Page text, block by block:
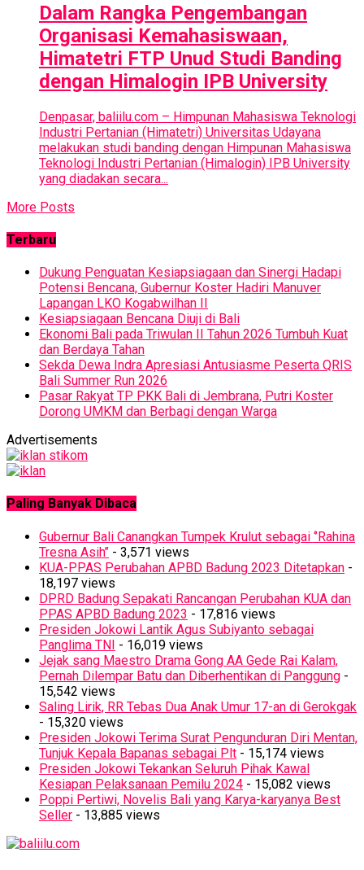
Dalam Rangka Pengembangan
Organisasi Kemahasiswaan,
Himatetri FTP Unud Studi Banding
dengan Himalogin IPB University
Denpasar, baliilu.com – Himpunan Mahasiswa Teknologi
Industri Pertanian (Himatetri) Universitas Udayana
melakukan studi banding dengan Himpunan Mahasiswa
Teknologi Industri Pertanian (Himalogin) IPB University
yang diadakan secara...
More Posts
Terbaru
Dukung Penguatan Kesiapsiagaan dan Sinergi Hadapi
Potensi Bencana, Gubernur Koster Hadiri Manuver
Lapangan LKO Kogabwilhan II
Kesiapsiagaan Bencana Diuji di Bali
Ekonomi Bali pada Triwulan II Tahun 2026 Tumbuh Kuat
dan Berdaya Tahan
Sekda Dewa Indra Apresiasi Antusiasme Peserta QRIS
Bali Summer Run 2026
Pasar Rakyat TP PKK Bali di Jembrana, Putri Koster
Dorong UMKM dan Berbagi dengan Warga
Advertisements
Paling Banyak Dibaca
Gubernur Bali Canangkan Tumpek Krulut sebagai ‘’Rahina
Tresna Asih’’ - 3,571 views
KUA-PPAS Perubahan APBD Badung 2023 Ditetapkan -
18,197 views
DPRD Badung Sepakati Rancangan Perubahan KUA dan
PPAS APBD Badung 2023 - 17,816 views
Presiden Jokowi Lantik Agus Subiyanto sebagai
Panglima TNI - 16,019 views
Jejak sang Maestro Drama Gong AA Gede Rai Kalam,
Pernah Dilempar Batu dan Diberhentikan di Panggung -
15,542 views
Saling Lirik, RR Tebas Dua Anak Umur 17-an di Gerokgak
- 15,320 views
Presiden Jokowi Terima Surat Pengunduran Diri Mentan,
Tunjuk Kepala Bapanas sebagai Plt - 15,174 views
Presiden Jokowi Tekankan Seluruh Pihak Kawal
Kesiapan Pelaksanaan Pemilu 2024 - 15,082 views
Poppi Pertiwi, Novelis Bali yang Karya-karyanya Best
Seller - 13,885 views